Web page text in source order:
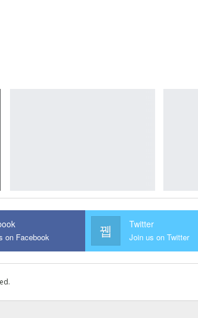
on Facebook
Twitter
Join us on Twitter